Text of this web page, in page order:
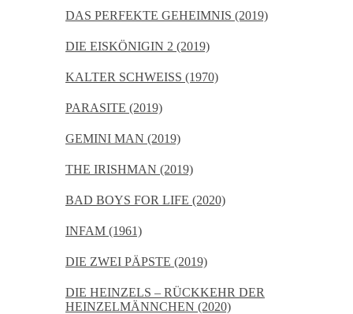
DAS PERFEKTE GEHEIMNIS (2019)
DIE EISKÖNIGIN 2 (2019)
KALTER SCHWEISS (1970)
PARASITE (2019)
GEMINI MAN (2019)
THE IRISHMAN (2019)
BAD BOYS FOR LIFE (2020)
INFAM (1961)
DIE ZWEI PÄPSTE (2019)
DIE HEINZELS – RÜCKKEHR DER
HEINZELMÄNNCHEN (2020)